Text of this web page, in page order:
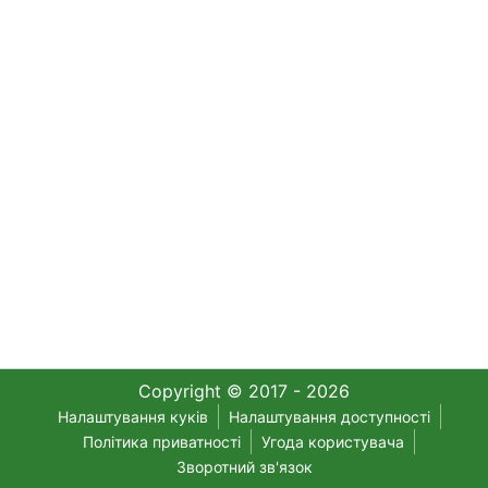
Copyright © 2017 - 2026
Налаштування куків
Налаштування доступності
Політика приватності
Угода користувача
Зворотний зв'язок